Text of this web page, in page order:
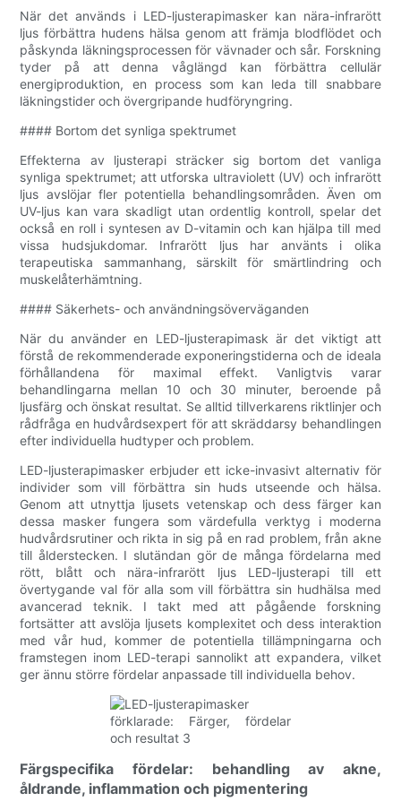
När det används i LED-ljusterapimasker kan nära-infrarött
ljus förbättra hudens hälsa genom att främja blodflödet och
påskynda läkningsprocessen för vävnader och sår. Forskning
tyder på att denna våglängd kan förbättra cellulär
energiproduktion, en process som kan leda till snabbare
läkningstider och övergripande hudföryngring.
#### Bortom det synliga spektrumet
Effekterna av ljusterapi sträcker sig bortom det vanliga
synliga spektrumet; att utforska ultraviolett (UV) och infrarött
ljus avslöjar fler potentiella behandlingsområden. Även om
UV-ljus kan vara skadligt utan ordentlig kontroll, spelar det
också en roll i syntesen av D-vitamin och kan hjälpa till med
vissa hudsjukdomar. Infrarött ljus har använts i olika
terapeutiska sammanhang, särskilt för smärtlindring och
muskelåterhämtning.
#### Säkerhets- och användningsöverväganden
När du använder en LED-ljusterapimask är det viktigt att
förstå de rekommenderade exponeringstiderna och de ideala
förhållandena för maximal effekt. Vanligtvis varar
behandlingarna mellan 10 och 30 minuter, beroende på
ljusfärg och önskat resultat. Se alltid tillverkarens riktlinjer och
rådfråga en hudvårdsexpert för att skräddarsy behandlingen
efter individuella hudtyper och problem.
LED-ljusterapimasker erbjuder ett icke-invasivt alternativ för
individer som vill förbättra sin huds utseende och hälsa.
Genom att utnyttja ljusets vetenskap och dess färger kan
dessa masker fungera som värdefulla verktyg i moderna
hudvårdsrutiner och rikta in sig på en rad problem, från akne
till ålderstecken. I slutändan gör de många fördelarna med
rött, blått och nära-infrarött ljus LED-ljusterapi till ett
övertygande val för alla som vill förbättra sin hudhälsa med
avancerad teknik. I takt med att pågående forskning
fortsätter att avslöja ljusets komplexitet och dess interaktion
med vår hud, kommer de potentiella tillämpningarna och
framstegen inom LED-terapi sannolikt att expandera, vilket
ger ännu större fördelar anpassade till individuella behov.
Färgspecifika fördelar: behandling av akne,
åldrande, inflammation och pigmentering